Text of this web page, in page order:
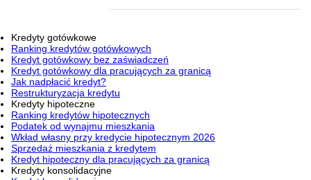
Kredyty gotówkowe
Ranking kredytów gotówkowych
Kredyt gotówkowy bez zaświadczeń
Kredyt gotówkowy dla pracujących za granicą
Jak nadpłacić kredyt?
Restrukturyzacja kredytu
Kredyty hipoteczne
Ranking kredytów hipotecznych
Podatek od wynajmu mieszkania
Wkład własny przy kredycie hipotecznym 2026
Sprzedaż mieszkania z kredytem
Kredyt hipoteczny dla pracujących za granicą
Kredyty konsolidacyjne